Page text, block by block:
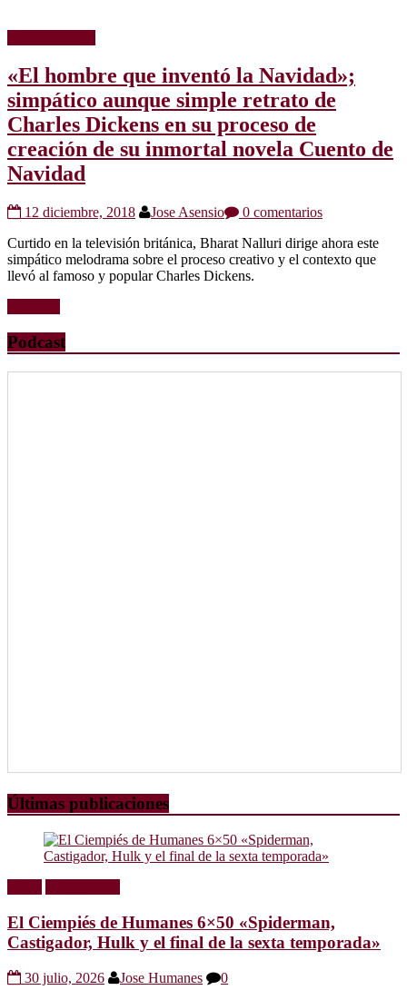
«El hombre que inventó la Navidad»;
simpático aunque simple retrato de
Charles Dickens en su proceso de
creación de su inmortal novela Cuento de
Navidad
12 diciembre, 2018 Jose Asensio
0 comentarios
Curtido en la televisión británica, Bharat Nalluri dirige ahora este
simpático melodrama sobre el proceso creativo y el contexto que
llevó al famoso y popular Charles Dickens.
Podcast
Últimas publicaciones
El Ciempiés de Humanes 6×50 «Spiderman,
Castigador, Hulk y el final de la sexta temporada»
30 julio, 2026 Jose Humanes
0